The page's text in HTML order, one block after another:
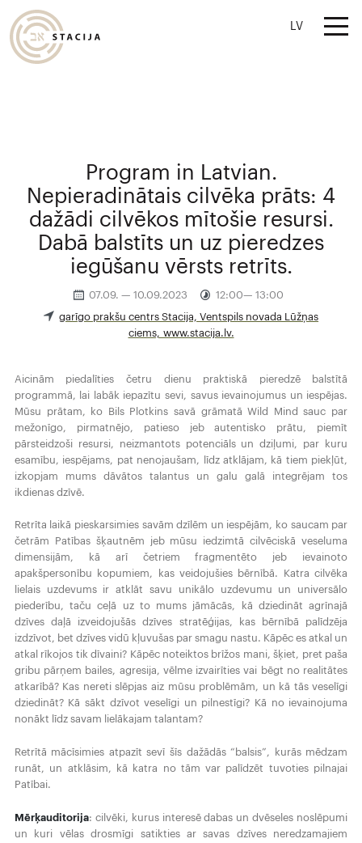
LV
Program in Latvian.
Nepieradinātais cilvēka prāts: 4
dažādi cilvēkos mītošie resursi.
Dabā balstīts un uz pieredzes
iegūšanu vērsts retrīts.
07.09. — 10.09.2023 12:00— 13:00
garīgo prakšu centrs Stacija, Ventspils novada Lūžņas
ciems, www.stacija.lv.
Aicinām piedalīties četru dienu praktiskā pieredzē balstītā
programmā, lai labāk iepazītu sevi, savus ievainojumus un iespējas.
Mūsu prātam, ko Bils Plotkins savā grāmatā Wild Mind sauc par
mežonīgo, pirmatnējo, patieso jeb autentisko prātu, piemīt
pārsteidzoši resursi, neizmantots potenciāls un dziļumi, par kuru
esamību, iespējams, pat nenojaušam, līdz atklājam, kā tiem piekļūt,
izkopjam mums dāvātos talantus un galu galā integrējam tos
ikdienas dzīvē.
Retrīta laikā pieskarsimies savām dzīlēm un iespējām, ko saucam par
četrām Patības šķautnēm jeb mūsu iedzimtā cilvēciskā veseluma
dimensijām, kā arī četriem fragmentēto jeb ievainoto
apakšpersonību kopumiem, kas veidojušies bērnībā. Katra cilvēka
lielais uzdevums ir atklāt savu unikālo uzdevumu un universālo
piederību, taču ceļā uz to mums jāmācās, kā dziedināt agrīnajā
dzīves daļā izveidojušās dzīves stratēģijas, kas bērnībā palīdzēja
izdzīvot, bet dzīves vidū kļuvušas par smagu nastu. Kāpēc es atkal un
atkal rīkojos tik dīvaini? Kāpēc noteiktos brīžos mani, šķiet, pret paša
gribu pārņem bailes, agresija, vēlme izvairīties vai bēgt no realitātes
atkarībā? Kas nereti slēpjas aiz mūsu problēmām, un kā tās veselīgi
dziedināt? Kā sākt dzīvot veselīgi un pilnestīgi? Kā no ievainojuma
nonākt līdz savam lielākajam talantam?
Retrītā mācīsimies atpazīt sevī šīs dažādās “balsis”, kurās mēdzam
runāt, un atklāsim, kā katra no tām var palīdzēt tuvoties pilnajai
Patībai.
Mērķauditorija: cilvēki, kurus interesē dabas un dvēseles noslēpumi
un kuri vēlas drosmīgi satikties ar savas dzīves neredzamajiem